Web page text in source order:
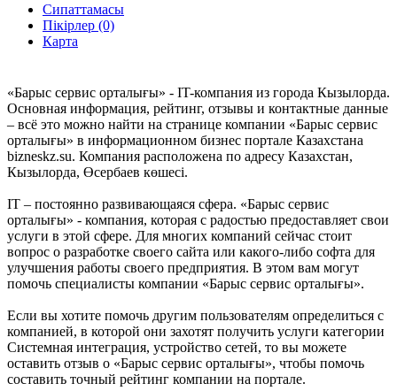
Сипаттамасы
Пікірлер (0)
Карта
«Барыс сервис орталығы» - IT-компания из города Кызылорда.
Основная информация, рейтинг, отзывы и контактные данные
– всё это можно найти на странице компании «Барыс сервис
орталығы» в информационном бизнес портале Казахстана
bizneskz.su. Компания расположена по адресу Казахстан,
Кызылорда, Өсербаев көшесі.
IT – постоянно развивающаяся сфера. «Барыс сервис
орталығы» - компания, которая с радостью предоставляет свои
услуги в этой сфере. Для многих компаний сейчас стоит
вопрос о разработке своего сайта или какого-либо софта для
улучшения работы своего предприятия. В этом вам могут
помочь специалисты компании «Барыс сервис орталығы».
Если вы хотите помочь другим пользователям определиться с
компанией, в которой они захотят получить услуги категории
Системная интеграция, устройство сетей, то вы можете
оставить отзыв о «Барыс сервис орталығы», чтобы помочь
составить точный рейтинг компании на портале.